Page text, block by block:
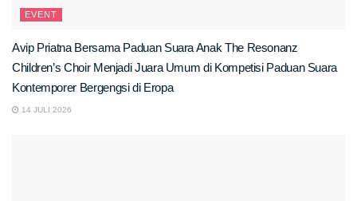
EVENT
Avip Priatna Bersama Paduan Suara Anak The Resonanz
Children’s Choir Menjadi Juara Umum di Kompetisi Paduan Suara
Kontemporer Bergengsi di Eropa
14 JULI 2026